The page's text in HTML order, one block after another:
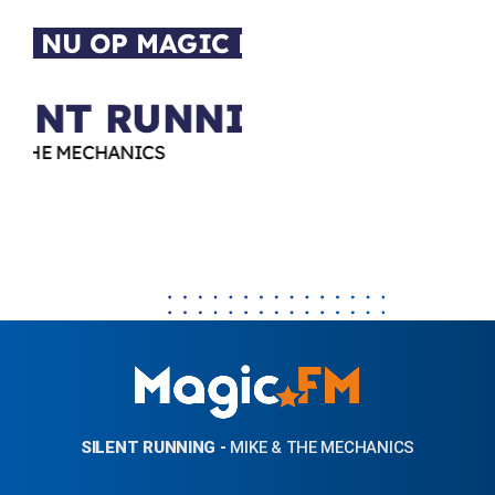
NU OP MAGIC FM
RUNNING
MECHANICS
SILENT RUNNING - MIKE & THE MECHANICS